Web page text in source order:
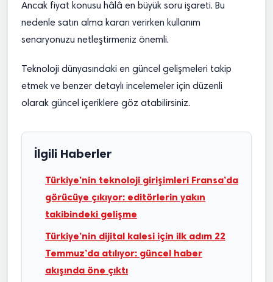
Ancak fiyat konusu hâlâ en büyük soru işareti. Bu
nedenle satın alma kararı verirken kullanım
senaryonuzu netleştirmeniz önemli.
Teknoloji dünyasındaki en güncel gelişmeleri takip
etmek ve benzer detaylı incelemeler için düzenli
olarak güncel içeriklere göz atabilirsiniz.
İlgili Haberler
Türkiye’nin teknoloji girişimleri Fransa’da
görücüye çıkıyor: editörlerin yakın
takibindeki gelişme
Türkiye’nin dijital kalesi için ilk adım 22
Temmuz’da atılıyor: güncel haber
akışında öne çıktı